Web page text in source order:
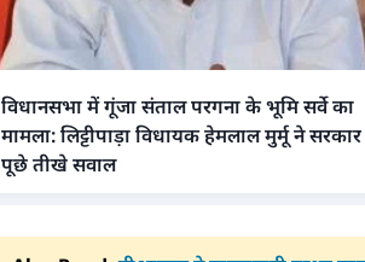
विधानसभा में गूंजा संताल परगना के भूमि सर्वे का
मामला: लिट्टीपाड़ा विधायक हेमलाल मुर्मू ने
पूछे तीखे सवाल